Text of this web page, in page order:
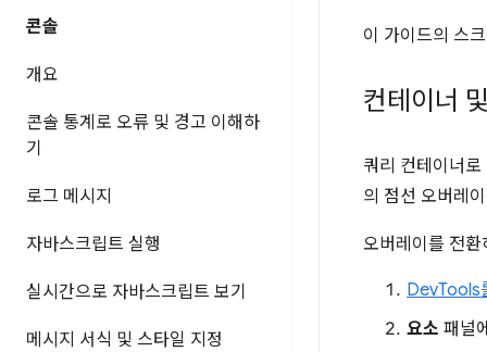
콘솔
개요
콘솔 통계로 오류 및 경고 이해하
기
로그 메시지
자바스크립트 실행
실시간으로 자바스크립트 보기
메시지 서식 및 스타일 지정
이 가이드의 스
컨테이너
쿼리 컨테이너
의 점선 오버레
오버레이를 전
DevTools
요소 패널